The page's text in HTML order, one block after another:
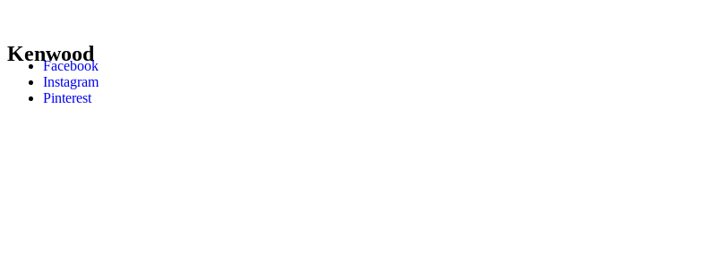
Facebook
Instagram
Pinterest
Kenwood